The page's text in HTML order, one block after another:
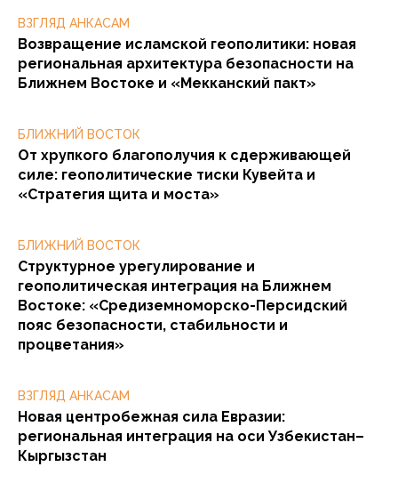
ВЗГЛЯД АНКАСАМ
Возвращение исламской геополитики: новая
региональная архитектура безопасности на
Ближнем Востоке и «Мекканский пакт»
БЛИЖНИЙ ВОСТОК
От хрупкого благополучия к сдерживающей
силе: геополитические тиски Кувейта и
«Стратегия щита и моста»
БЛИЖНИЙ ВОСТОК
Структурное урегулирование и
геополитическая интеграция на Ближнем
Востоке: «Средиземноморско-Персидский
пояс безопасности, стабильности и
процветания»
ВЗГЛЯД АНКАСАМ
Новая центробежная сила Евразии:
региональная интеграция на оси Узбекистан–
Кыргызстан